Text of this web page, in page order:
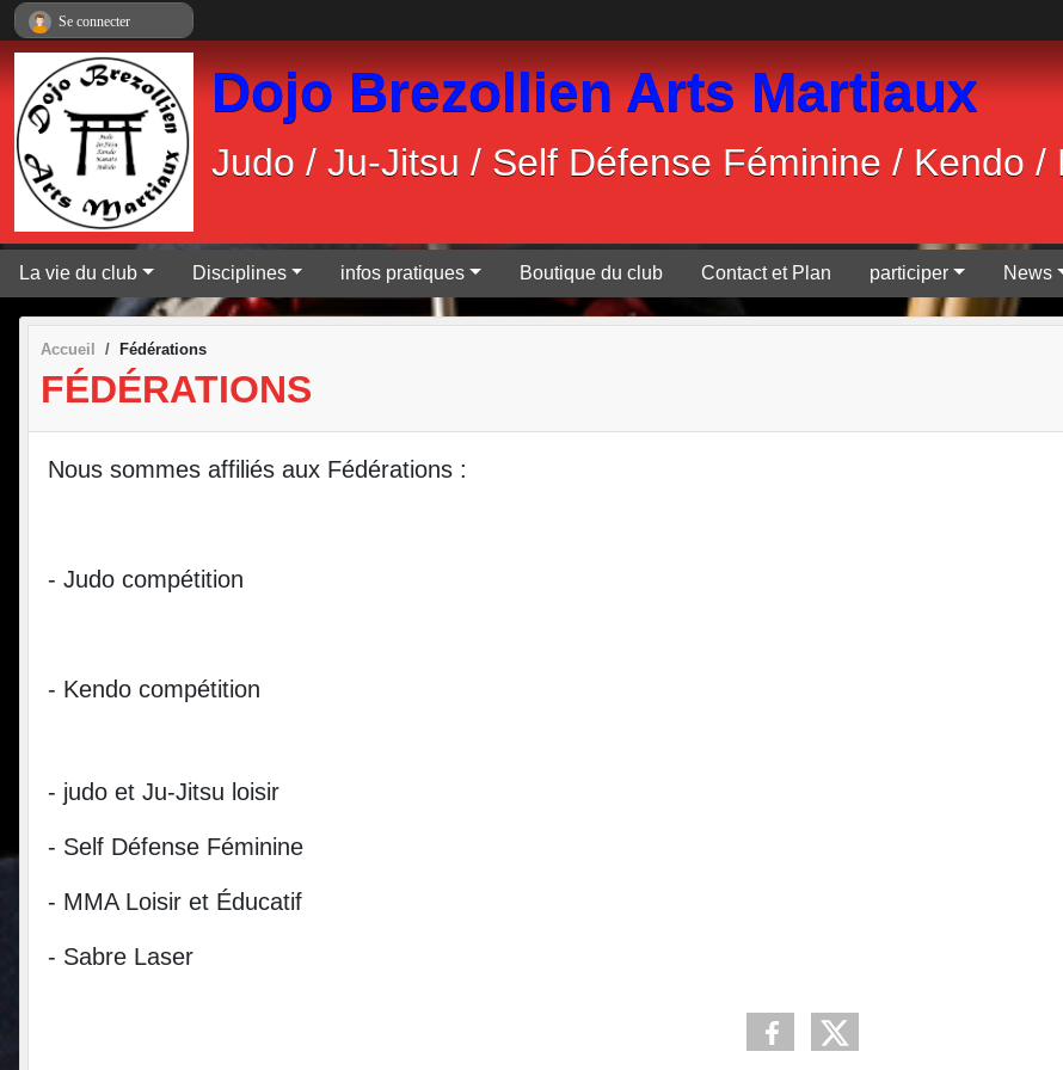
Dojo Brezollien Arts Martiaux
Judo / Ju-Jitsu / Self Défense Féminine / Kendo /
La vie du club Disciplines infos pratiques Boutique du club Contact et Plan participer News
Accueil Fédérations
FÉDÉRATIONS
Nous sommes affiliés aux Fédérations :
- Judo compétition
- Kendo compétition
- judo et Ju-Jitsu loisir
- Self Défense Féminine
- MMA Loisir et Éducatif
- Sabre Laser
Se connecter
Panneau de gestion des cookies